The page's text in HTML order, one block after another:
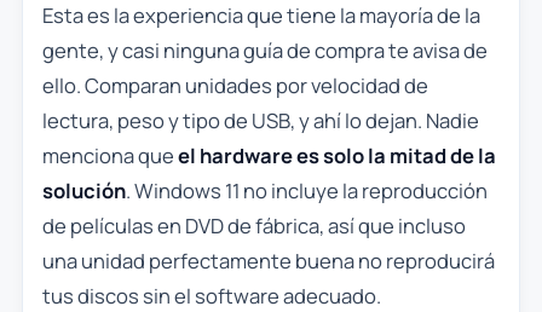
Esta es la experiencia que tiene la mayoría de la
gente, y casi ninguna guía de compra te avisa de
ello. Comparan unidades por velocidad de
lectura, peso y tipo de USB, y ahí lo dejan. Nadie
menciona queel hardware es solo la mitad de la
solución. Windows 11 no incluye la reproducción
de películas en DVD de fábrica, así que incluso
una unidad perfectamente buena no reproducirá
tus discos sin el software adecuado.